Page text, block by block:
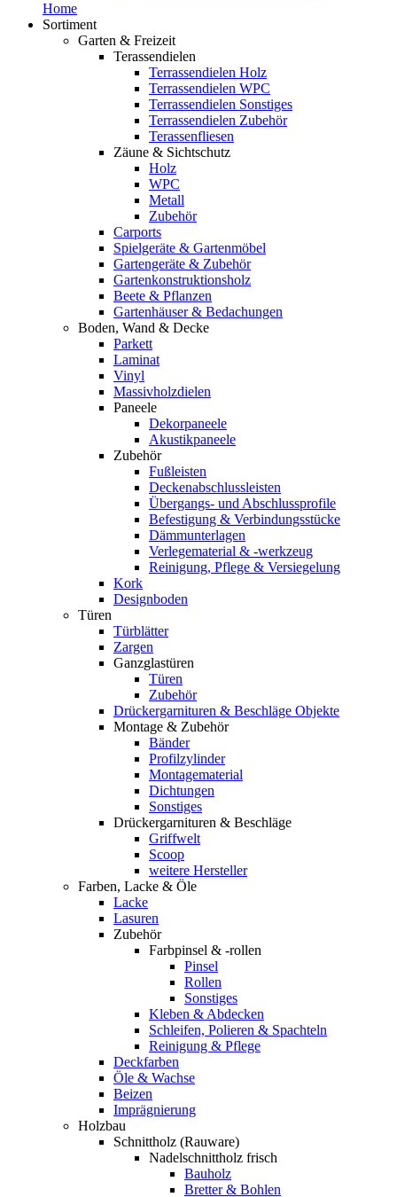
Home
Sortiment
Garten & Freizeit
Terassendielen
Terrassendielen Holz
Terrassendielen WPC
Terrassendielen Sonstiges
Terrassendielen Zubehör
Terassenfliesen
Zäune & Sichtschutz
Holz
WPC
Metall
Zubehör
Carports
Spielgeräte & Gartenmöbel
Gartengeräte & Zubehör
Gartenkonstruktionsholz
Beete & Pflanzen
Gartenhäuser & Bedachungen
Boden, Wand & Decke
Parkett
Laminat
Vinyl
Massivholzdielen
Paneele
Dekorpaneele
Akustikpaneele
Zubehör
Fußleisten
Deckenabschlussleisten
Übergangs- und Abschlussprofile
Befestigung & Verbindungsstücke
Dämmunterlagen
Verlegematerial & -werkzeug
Reinigung, Pflege & Versiegelung
Kork
Designboden
Türen
Türblätter
Zargen
Ganzglastüren
Türen
Zubehör
Drückergarnituren & Beschläge Objekte
Montage & Zubehör
Bänder
Profilzylinder
Montagematerial
Dichtungen
Sonstiges
Drückergarnituren & Beschläge
Griffwelt
Scoop
weitere Hersteller
Farben, Lacke & Öle
Lacke
Lasuren
Zubehör
Farbpinsel & -rollen
Pinsel
Rollen
Sonstiges
Kleben & Abdecken
Schleifen, Polieren & Spachteln
Reinigung & Pflege
Deckfarben
Öle & Wachse
Beizen
Imprägnierung
Holzbau
Schnittholz (Rauware)
Nadelschnittholz frisch
Bauholz
Bretter & Bohlen